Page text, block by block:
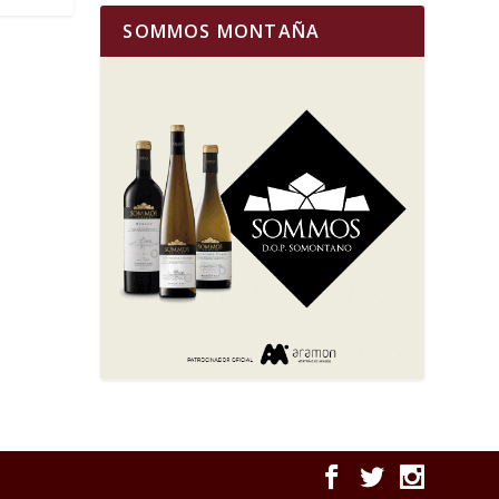
SOMMOS MONTAÑA